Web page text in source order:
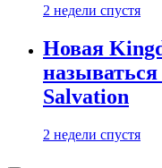
2 недели спустя
Новая
Salvation
2 недели спустя